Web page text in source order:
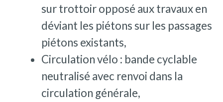
sur trottoir opposé aux travaux en
déviant les piétons sur les passages
piétons existants,
Circulation vélo : bande cyclable
neutralisé avec renvoi dans la
circulation générale,